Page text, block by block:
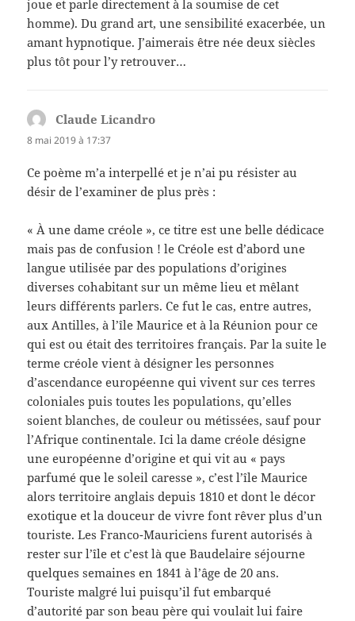
joue et parle directement à la soumise de cet
homme). Du grand art, une sensibilité exacerbée, un
amant hypnotique. J’aimerais être née deux siècles
plus tôt pour l’y retrouver…
Claude Licandro
8 mai 2019 à 17:37
Ce poème m’a interpellé et je n’ai pu résister au
désir de l’examiner de plus près :
« À une dame créole », ce titre est une belle dédicace
mais pas de confusion ! le Créole est d’abord une
langue utilisée par des populations d’origines
diverses cohabitant sur un même lieu et mêlant
leurs différents parlers. Ce fut le cas, entre autres,
aux Antilles, à l’île Maurice et à la Réunion pour ce
qui est ou était des territoires français. Par la suite le
terme créole vient à désigner les personnes
d’ascendance européenne qui vivent sur ces terres
coloniales puis toutes les populations, qu’elles
soient blanches, de couleur ou métissées, sauf pour
l’Afrique continentale. Ici la dame créole désigne
une européenne d’origine et qui vit au « pays
parfumé que le soleil caresse », c’est l’île Maurice
alors territoire anglais depuis 1810 et dont le décor
exotique et la douceur de vivre font rêver plus d’un
touriste. Les Franco-Mauriciens furent autorisés à
rester sur l’île et c’est là que Baudelaire séjourne
quelques semaines en 1841 à l’âge de 20 ans.
Touriste malgré lui puisqu’il fut embarqué
d’autorité par son beau père qui voulait lui faire